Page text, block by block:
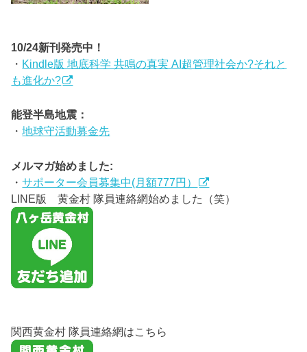
10/24新刊発売中！
・ Kindle版 地底科学 共鳴の真実 AI超管理社会か?それと
も進化か?
能登半島地震：
・地球守活動募金先
メルマガ始めました:
・サポーター会員募集中(月額777円）
LINE版 黄金村 隊員連絡網始めました（笑）
関西黄金村 隊員連絡網はこちら